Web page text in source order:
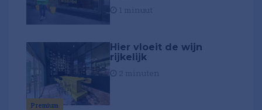
Premium
Hier vloeit de wijn
rijkelijk